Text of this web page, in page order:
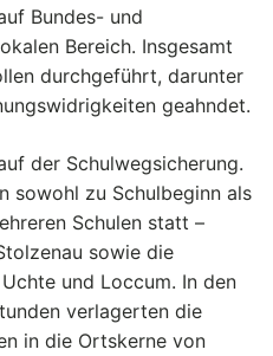
Bundes- und
Bereich. Insgesamt
durchgeführt, darunter
geahndet.
der Schulwegsicherung.
sowohl zu Schulbeginn als
Schulen statt –
sowie die
und Loccum. In den
verlagerten die
in die Ortskerne von